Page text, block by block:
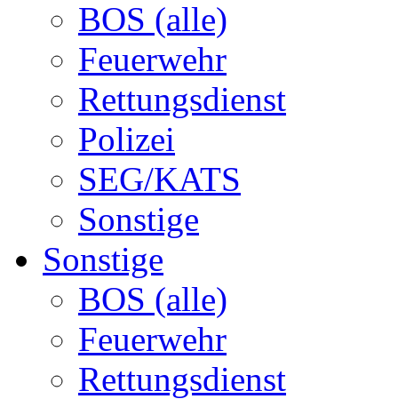
BOS (alle)
Feuerwehr
Rettungsdienst
Polizei
SEG/KATS
Sonstige
Sonstige
BOS (alle)
Feuerwehr
Rettungsdienst